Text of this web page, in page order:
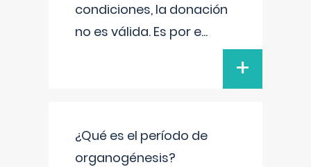
condiciones, la donación
no es válida. Es por e...
+
¿Qué es el período de
organogénesis?